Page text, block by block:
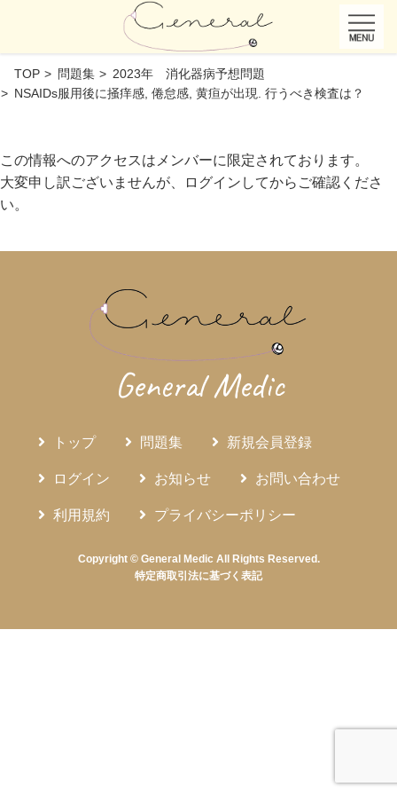
TOP 問題集
2023年 消化器病予想問題
NSAIDs服用後に掻痒感, 倦怠感, 黄疸が出現. 行うべき検査は？
この情報へのアクセスはメンバーに限定されております。
大変申し訳ございませんが、ログインしてからご確認くださ
い。
General Medic
トップ 問題集 新規会員登録
ログイン お知らせ お問い合わせ
利用規約 プライバシーポリシー
Copyright © General Medic All Rights Reserved.
特定商取引法に基づく表記